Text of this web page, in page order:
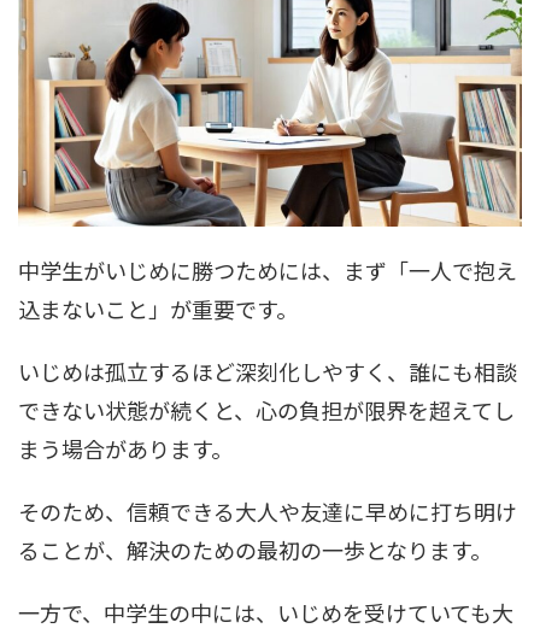
中学生がいじめに勝つためには、まず「一人で抱え
込まないこと」が重要です。
いじめは孤立するほど深刻化しやすく、誰にも相談
できない状態が続くと、心の負担が限界を超えてし
まう場合があります。
そのため、信頼できる大人や友達に早めに打ち明け
ることが、解決のための最初の一歩となります。
一方で、中学生の中には、いじめを受けていても大